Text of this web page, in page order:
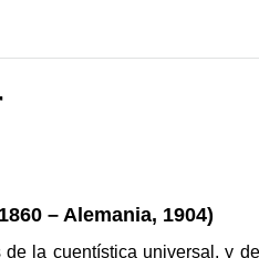
– Alemania, 1904)
la cuentística universal, y